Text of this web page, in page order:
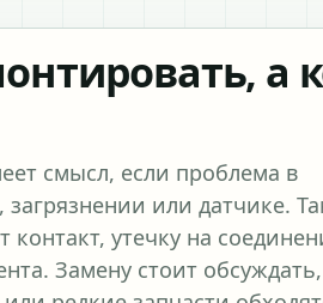
а
смысл, если проблема в
или датчике.
контакт, утечку на
Замену стоит